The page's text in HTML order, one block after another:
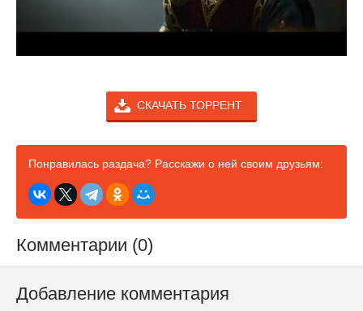
СКАЧАТЬ ТОРРЕНТ
Понравилась раздача? Расскажи о ней своим друзьям:
Комментарии (0)
Добавление комментария